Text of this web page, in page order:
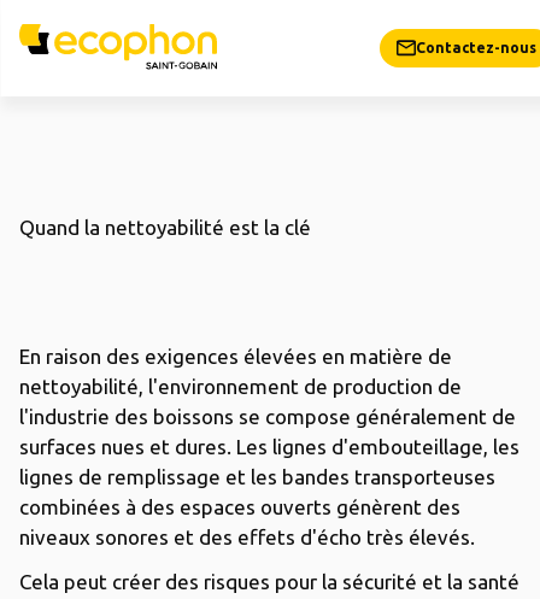
Contactez-nous
Quand la nettoyabilité est la clé
En raison des exigences élevées en matière de
nettoyabilité, l'environnement de production de
l'industrie des boissons se compose généralement de
surfaces nues et dures. Les lignes d'embouteillage, les
lignes de remplissage et les bandes transporteuses
combinées à des espaces ouverts génèrent des
niveaux sonores et des effets d'écho très élevés.
Cela peut créer des risques pour la sécurité et la santé